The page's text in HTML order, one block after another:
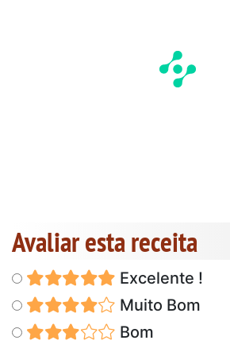
Avaliar esta receita
Excelente !
Muito Bom
Bom